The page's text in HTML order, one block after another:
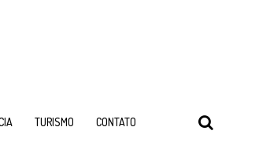
TURISMO CONTATO